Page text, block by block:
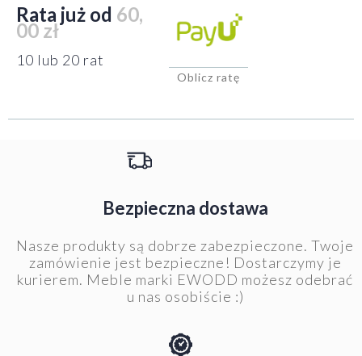
Rata już od 60,
00 zł
10 lub 20 rat
Oblicz ratę
Bezpieczna dostawa
Nasze produkty są dobrze zabezpieczone. Twoje
zamówienie jest bezpieczne! Dostarczymy je
kurierem. Meble marki EWODD możesz odebrać
u nas osobiście :)